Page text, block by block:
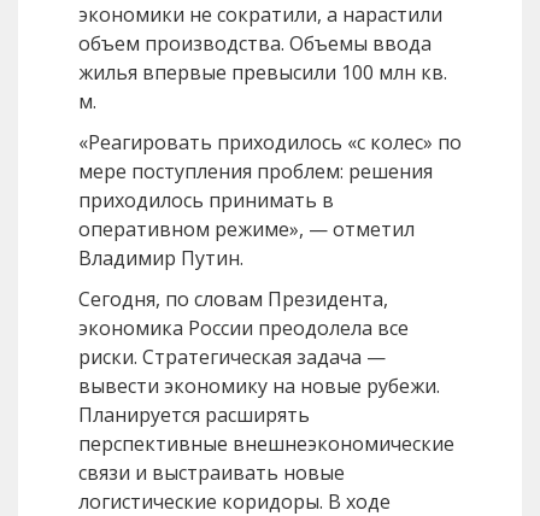
экономики не сократили, а нарастили
объем производства. Объемы ввода
жилья впервые превысили 100 млн кв.
м.
«Реагировать приходилось «с колес» по
мере поступления проблем: решения
приходилось принимать в
оперативном режиме», — отметил
Владимир Путин.
Сегодня, по словам Президента,
экономика России преодолела все
риски. Стратегическая задача —
вывести экономику на новые рубежи.
Планируется расширять
перспективные внешнеэкономические
связи и выстраивать новые
логистические коридоры. В ходе